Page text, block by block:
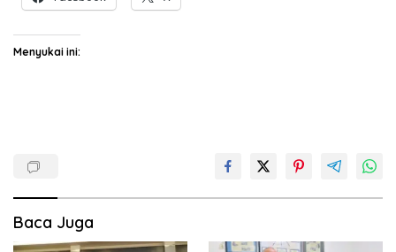
Menyukai ini:
Baca Juga